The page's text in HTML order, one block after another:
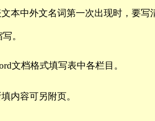
本中外文名词第一次出现时，要
。
文档格式填写表中各栏目。
内容可另附页。